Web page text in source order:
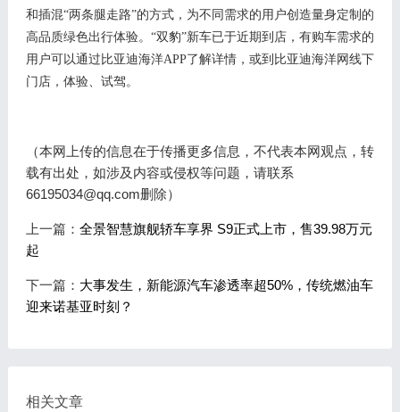
和插混“两条腿走路”的方式，为不同需求的用户创造量身定制的
高品质绿色出行体验。“双豹”新车已于近期到店，有购车需求的
用户可以通过比亚迪海洋APP了解详情，或到比亚迪海洋网线下
门店，体验、试驾。
（本网上传的信息在于传播更多信息，不代表本网观点，转
载有出处，如涉及内容或侵权等问题，请联系
66195034@qq.com删除）
上一篇： 全景智慧旗舰轿车享界 S9正式上市，售39.98万元
起
下一篇： 大事发生，新能源汽车渗透率超50%，传统燃油车
迎来诺基亚时刻？
相关文章